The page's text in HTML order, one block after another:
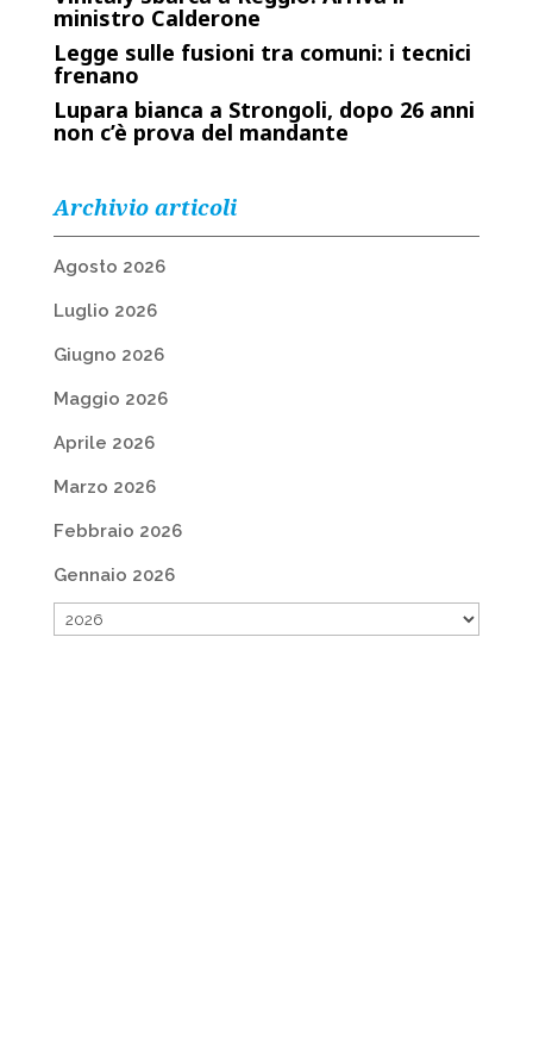
ministro Calderone
Legge sulle fusioni tra comuni: i tecnici
frenano
Lupara bianca a Strongoli, dopo 26 anni
non c’è prova del mandante
Archivio articoli
Agosto 2026
Luglio 2026
Giugno 2026
Maggio 2026
Aprile 2026
Marzo 2026
Febbraio 2026
Gennaio 2026